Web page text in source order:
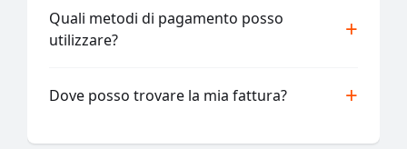
Quali metodi di pagamento posso
utilizzare?
Dove posso trovare la mia fattura?